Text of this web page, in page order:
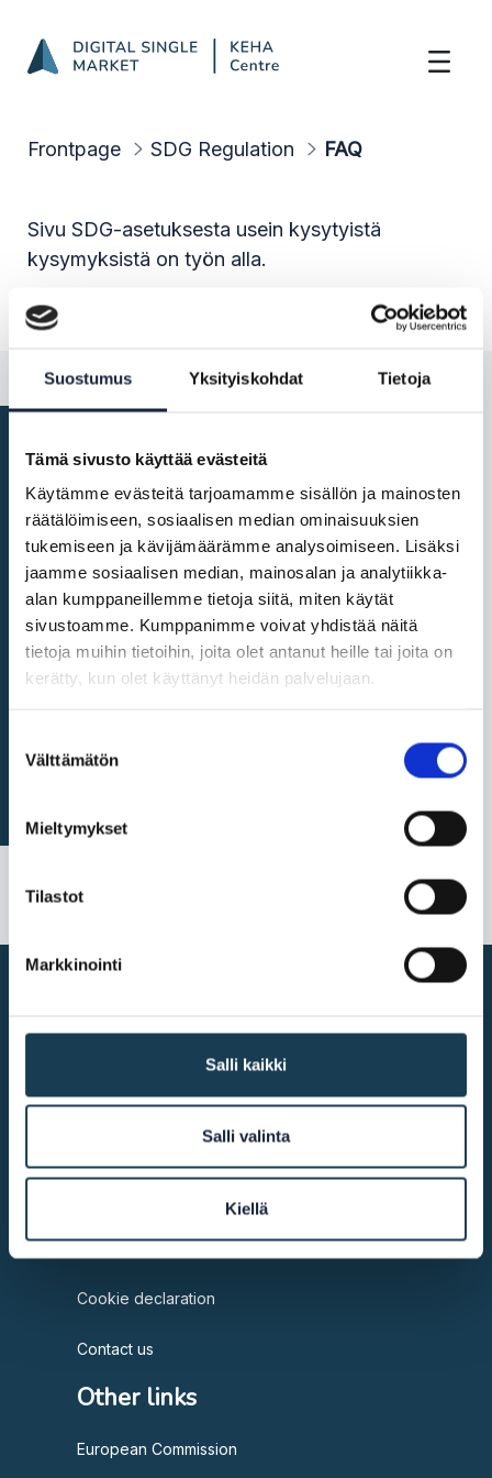
Suostumus Yksityiskohdat Tietoja
Tämä sivusto käyttää evästeitä
Käytämme evästeitä tarjoamamme sisällön ja mainosten
räätälöimiseen, sosiaalisen median ominaisuuksien
tukemiseen ja kävijämäärämme analysoimiseen. Lisäksi
jaamme sosiaalisen median, mainosalan ja analytiikka-
alan kumppaneillemme tietoja siitä, miten käytät
sivustoamme. Kumppanimme voivat yhdistää näitä
tietoja muihin tietoihin, joita olet antanut heille tai joita on
kerätty, kun olet käyttänyt heidän palvelujaan.
valinta
Välttämätön
Mieltymykset
Tilastot
Markkinointi
Salli kaikki
Salli valinta
Kiellä
Frontpage SDG Regulation FAQ
Sivu SDG-asetuksesta usein kysytyistä
kysymyksistä on työn alla.
KEHA Centre
Accessibility
Cookie declaration
Contact us
Other links
European Commission